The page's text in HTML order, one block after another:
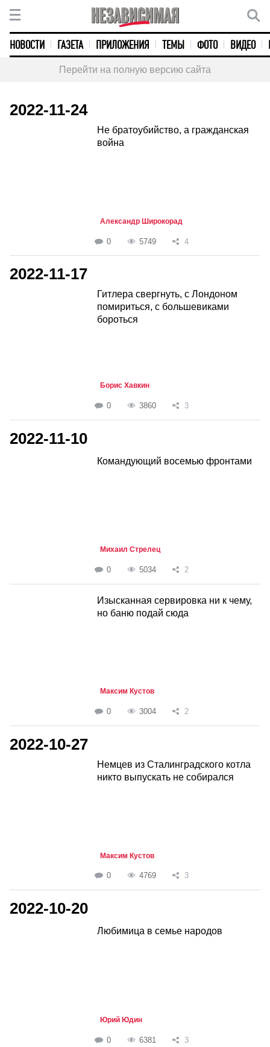
НОВОСТИ ГАЗЕТА ПРИЛОЖЕНИЯ ТЕМЫ ФОТО ВИДЕО
Перейти на полную версию сайта
2022-11-24
Не братоубийство, а гражданская
война
Александр Широкорад
0 5749 4
2022-11-17
Гитлера свергнуть, с Лондоном
помириться, с большевиками
бороться
Борис Хавкин
0 3860 3
2022-11-10
Командующий восемью фронтами
Михаил Стрелец
0 5034 2
Изысканная сервировка ни к чему,
но баню подай сюда
Максим Кустов
0 3004 2
2022-10-27
Немцев из Сталинградского котла
никто выпускать не собирался
Максим Кустов
0 4769 3
2022-10-20
Любимица в семье народов
Юрий Юдин
0 6381 3